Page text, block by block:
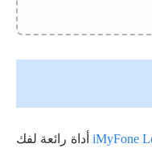
iMyFone أداة رائعة لفك